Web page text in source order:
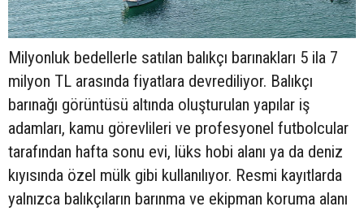
Milyonluk bedellerle satılan balıkçı barınakları 5 ila 7
milyon TL arasında fiyatlara devrediliyor. Balıkçı
barınağı görüntüsü altında oluşturulan yapılar iş
adamları, kamu görevlileri ve profesyonel futbolcular
tarafından hafta sonu evi, lüks hobi alanı ya da deniz
kıyısında özel mülk gibi kullanılıyor. Resmi kayıtlarda
yalnızca balıkçıların barınma ve ekipman koruma alanı